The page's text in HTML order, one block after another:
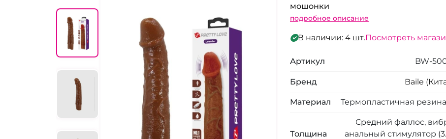
мошонки
подробное описание
В наличии: 4 шт.Посмотреть
Артикул BW-
Бренд Baile
Материал Термопластичная резина
Толщина
Средний фаллос,
анальный стимулятор